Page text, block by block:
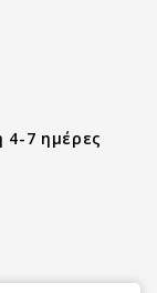
7 ημέρες